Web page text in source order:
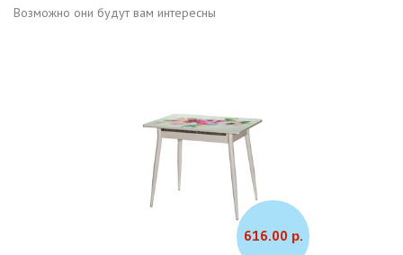
Возможно они будут вам интересны
616.00 р.